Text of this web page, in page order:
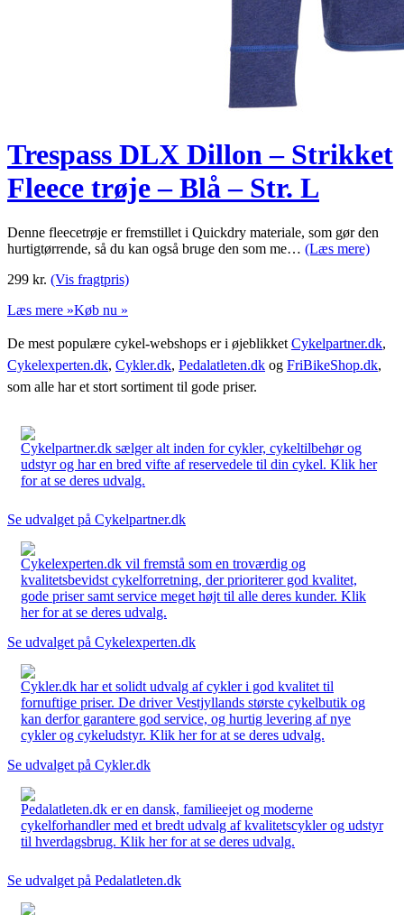
Trespass DLX Dillon – Strikket
Fleece trøje – Blå – Str. L
Denne fleecetrøje er fremstillet i Quickdry materiale, som gør den
hurtigtørrende, så du kan også bruge den som me… (Læs mere)
299 kr. (Vis fragtpris)
Læs mere »Køb nu »
De mest populære cykel-webshops er i øjeblikket Cykelpartner.dk,
Cykelexperten.dk, Cykler.dk, Pedalatleten.dk og FriBikeShop.dk,
som alle har et stort sortiment til gode priser.
Cykelpartner.dk sælger alt inden for cykler, cykeltilbehør og
udstyr og har en bred vifte af reservedele til din cykel. Klik her
for at se deres udvalg.
Se udvalget på Cykelpartner.dk
Cykelexperten.dk vil fremstå som en troværdig og
kvalitetsbevidst cykelforretning, der prioriterer god kvalitet,
gode priser samt service meget højt til alle deres kunder. Klik
her for at se deres udvalg.
Se udvalget på Cykelexperten.dk
Cykler.dk har et solidt udvalg af cykler i god kvalitet til
fornuftige priser. De driver Vestjyllands største cykelbutik og
kan derfor garantere god service, og hurtig levering af nye
cykler og cykeludstyr. Klik her for at se deres udvalg.
Se udvalget på Cykler.dk
Pedalatleten.dk er en dansk, familieejet og moderne
cykelforhandler med et bredt udvalg af kvalitetscykler og udstyr
til hverdagsbrug. Klik her for at se deres udvalg.
Se udvalget på Pedalatleten.dk